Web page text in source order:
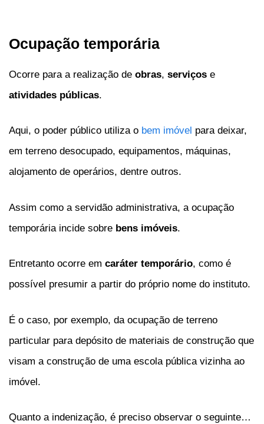
Ocupação temporária
Ocorre para a realização de obras, serviços e
atividades públicas.
Aqui, o poder público utiliza o bem imóvel para deixar,
em terreno desocupado, equipamentos, máquinas,
alojamento de operários, dentre outros.
Assim como a servidão administrativa, a ocupação
temporária incide sobre bens imóveis.
Entretanto ocorre em caráter temporário, como é
possível presumir a partir do próprio nome do instituto.
É o caso, por exemplo, da ocupação de terreno
particular para depósito de materiais de construção que
visam a construção de uma escola pública vizinha ao
imóvel.
Quanto a indenização, é preciso observar o seguinte…